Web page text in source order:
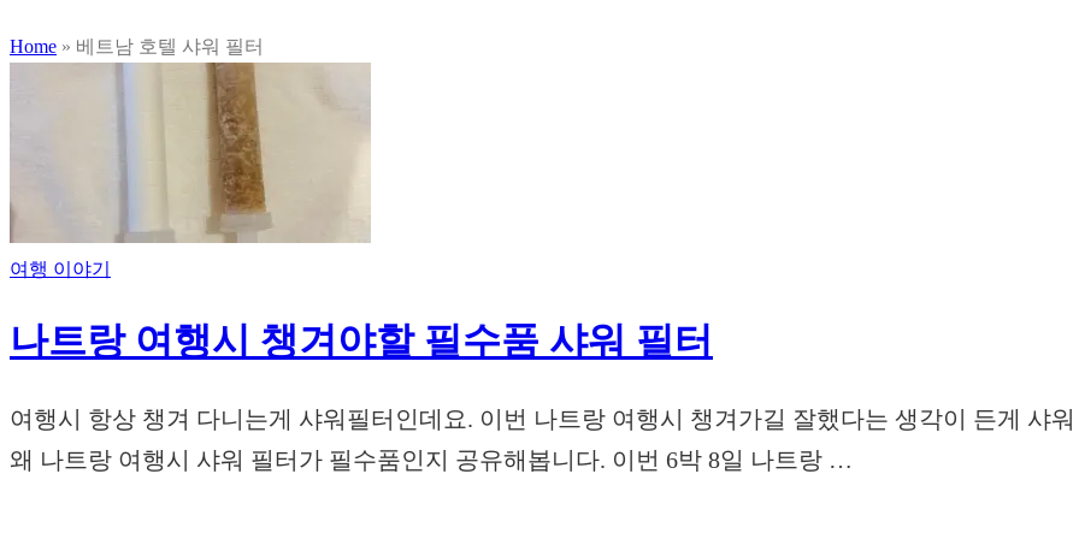
Home » 베트남 호텔 샤워 필터
여행 이야기
나트랑 여행시 챙겨야할 필수품 샤워 필터
여행시 항상 챙겨 다니는게 샤워필터인데요. 이번 나트랑 여행시 챙겨가길 잘했다는 생각이 든게 샤
왜 나트랑 여행시 샤워 필터가 필수품인지 공유해봅니다. 이번 6박 8일 나트랑 …